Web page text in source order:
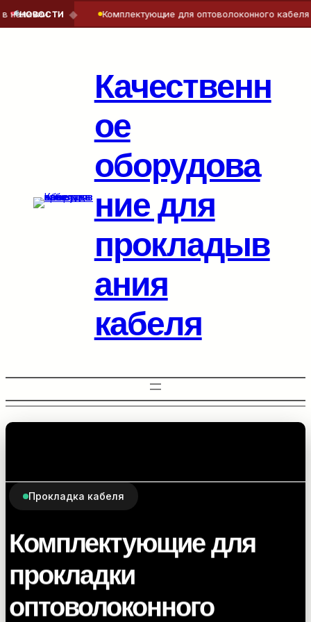
Качественн
ое
оборудова
ние для
прокладыв
ания
кабеля
Прокладка кабеля
Комплектующие для
прокладки
оптоволоконного
НОВОСТИ
◆ Комплектующие для оптоволоконного кабеля